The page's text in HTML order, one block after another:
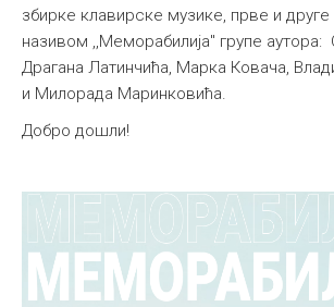
збирке клавирске музике, прве и
називом ,,Меморабилија" групе аутора:
Драгана Латинчића, Марка Ковача,
и Милорада Маринковића.
Добро дошли!